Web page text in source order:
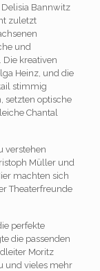
Delisia Bannwitz
zuletzt
und
Die kreativen
Heinz, und die
stimmig
setzten optische
Chantal
verstehen
Müller und
machten sich
Theaterfreunde
perfekte
die passenden
Moritz
und vieles mehr